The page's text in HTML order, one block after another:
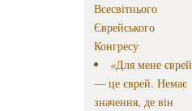
Всесвітнього
Єврейського
Конгресу
«Для мене єврей
— це єврей. Немає
значення, де він